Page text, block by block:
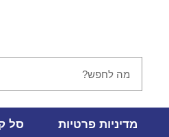
מדיניות פרטיות סל